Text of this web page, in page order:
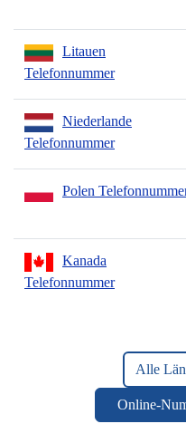
Litauen
Telefonnummer
Niederlande
Telefonnummer
Polen
Kanada
Telefonnummer
Alle
Online-